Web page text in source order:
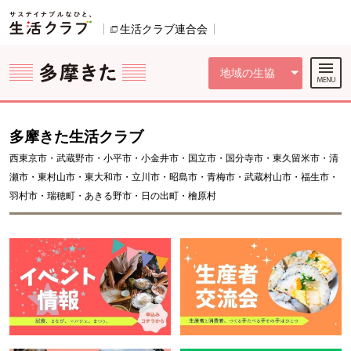
ページの先頭です。
生活クラブ連合会
地域の生協
ここからサイト内共通メニューです。
サイト内共通メニューをスキップする
サイト内共通メニューここまで。
多摩きた生活クラブ
西東京市・武蔵野市・小平市・小金井市・国立市・国分寺市・東久留米市・清
瀬市・東村山市・東大和市・立川市・昭島市・青梅市・武蔵村山市・福生市・
羽村市・瑞穂町・あきる野市・日の出町・檜原村